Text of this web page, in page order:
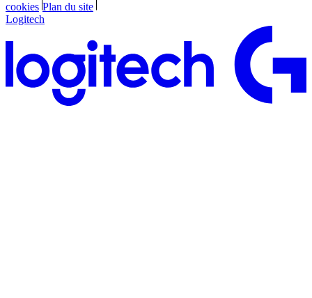
cookies Plan du site
Logitech